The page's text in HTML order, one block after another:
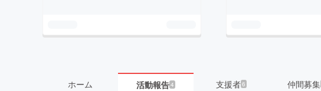
ホーム 活動報告4 支援者6 仲間募集